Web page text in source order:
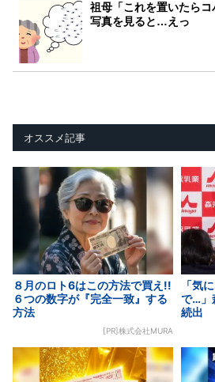
祖母「これを置いたらコ
写真を見ると…えっ
オススメ記事
８月のロト6はこの方法で買え!!
６つの数字が『完全一致』する
方法
[PR]株式会社MURA
「気
で…」
続出